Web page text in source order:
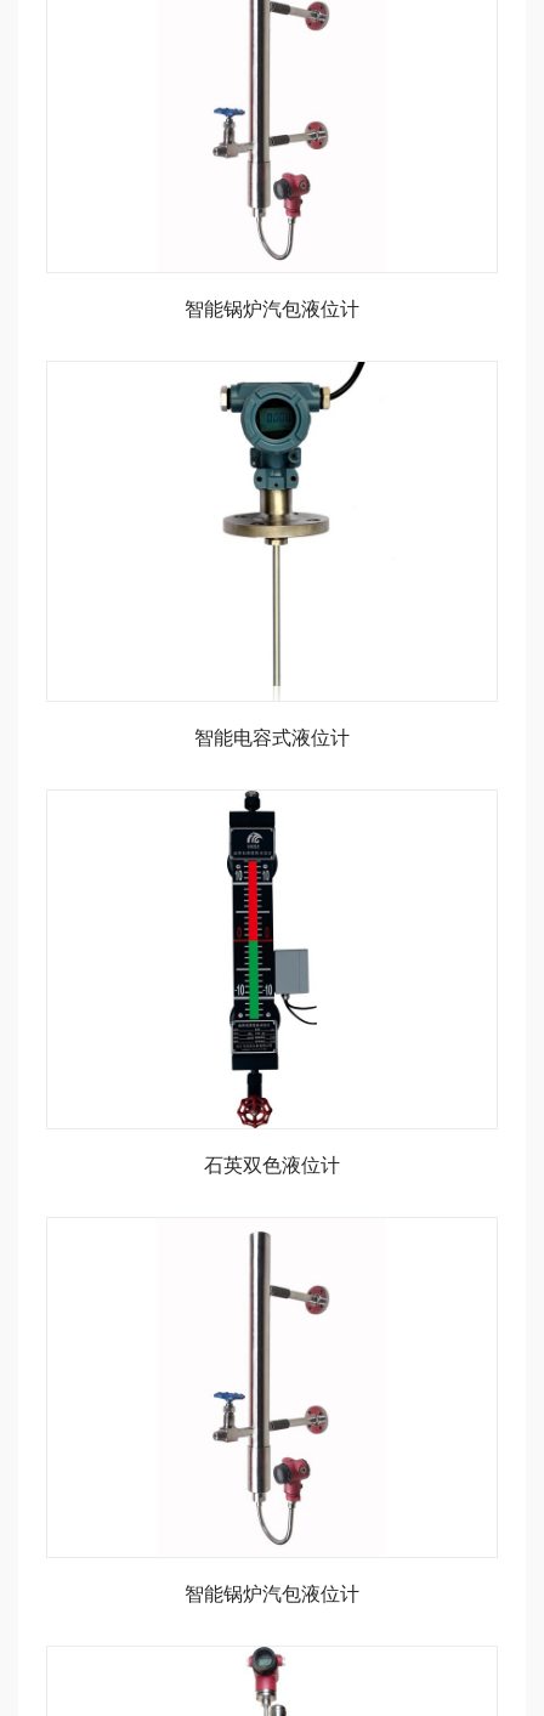
智能锅炉汽包液位计
智能电容式液位计
石英双色液位计
智能锅炉汽包液位计